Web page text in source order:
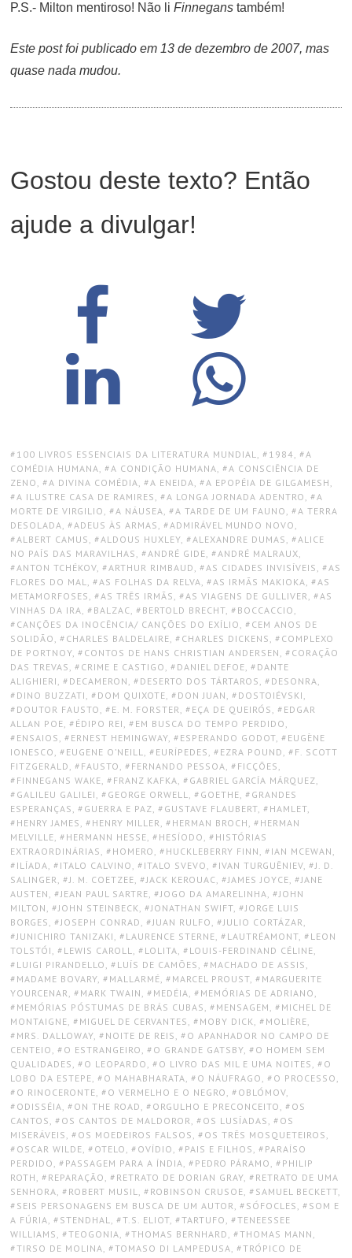
P.S.- Milton mentiroso! Não liFinnegans também!
Este post foi publicado em 13 de dezembro de 2007, mas
quase nada mudou.
Gostou deste texto? Então
ajude a divulgar!
TAGS:
100 LIVROS ESSENCIAIS DA LITERATURA MUNDIAL, 1984, A
COMÉDIA HUMANA, A CONDIÇÃO HUMANA, A CONSCIÊNCIA DE
ZENO , A DIVINA COMÉDIA, A ENEIDA, A EPOPÉIA DE GILGAMESH ,
A ILUSTRE CASA DE RAMIRES , A LONGA JORNADA ADENTRO , A
MORTE DE VIRGILIO , A NÁUSEA, A TARDE DE UM FAUNO , A TERRA
DESOLADA, ADEUS ÀS ARMAS , ADMIRÁVEL MUNDO NOVO ,
ALBERT CAMUS , ALDOUS HUXLEY, ALEXANDRE DUMAS , ALICE
NO PAÍS DAS MARAVILHAS , ANDRÉ GIDE, ANDRÉ MALRAUX,
ANTON TCHÉKOV, ARTHUR RIMBAUD , AS CIDADES INVISÍVEIS , AS
FLORES DO MAL, AS FOLHAS DA RELVA, AS IRMÃS MAKIOKA, AS
METAMORFOSES , AS TRÊS IRMÃS , AS VIAGENS DE GULLIVER, AS
VINHAS DA IRA, BALZAC, BERTOLD BRECHT, BOCCACCIO ,
CANÇÕES DA INOCÊNCIA/ CANÇÕES DO EXÍLIO , CEM ANOS DE
SOLIDÃO , CHARLES BALDELAIRE, CHARLES DICKENS , COMPLEXO
DE PORTNOY, CONTOS DE HANS CHRISTIAN ANDERSEN , CORAÇÃO
DAS TREVAS , CRIME E CASTIGO , DANIEL DEFOE, DANTE
ALIGHIERI , DECAMERON , DESERTO DOS TÁRTAROS , DESONRA,
DINO BUZZATI , DOM QUIXOTE, DON JUAN , DOSTOIÉVSKI ,
DOUTOR FAUSTO , E. M. FORSTER, EÇA DE QUEIRÓS , EDGAR
ALLAN POE, ÉDIPO REI , EM BUSCA DO TEMPO PERDIDO ,
ENSAIOS , ERNEST HEMINGWAY, ESPERANDO GODOT, EUGÈNE
IONESCO , EUGENE O’NEILL, EURÍPEDES , EZRA POUND , F. SCOTT
FITZGERALD , FAUSTO , FERNANDO PESSOA, FICÇÕES ,
FINNEGANS WAKE, FRANZ KAFKA, GABRIEL GARCÍA MÁRQUEZ,
GALILEU GALILEI , GEORGE ORWELL, GOETHE, GRANDES
ESPERANÇAS , GUERRA E PAZ, GUSTAVE FLAUBERT, HAMLET,
HENRY JAMES , HENRY MILLER, HERMAN BROCH , HERMAN
MELVILLE, HERMANN HESSE, HESÍODO , HISTÓRIAS
EXTRAORDINÁRIAS , HOMERO , HUCKLEBERRY FINN , IAN MCEWAN ,
ILÍADA, ITALO CALVINO , ITALO SVEVO , IVAN TURGUÊNIEV, J. D.
SALINGER, J. M. COETZEE, JACK KEROUAC, JAMES JOYCE, JANE
AUSTEN , JEAN PAUL SARTRE, JOGO DA AMARELINHA, JOHN
MILTON , JOHN STEINBECK, JONATHAN SWIFT, JORGE LUIS
BORGES , JOSEPH CONRAD , JUAN RULFO , JULIO CORTÁZAR,
JUNICHIRO TANIZAKI , LAURENCE STERNE, LAUTRÉAMONT, LEON
TOLSTÓI , LEWIS CAROLL, LOLITA, LOUIS-FERDINAND CÉLINE,
LUIGI PIRANDELLO , LUÍS DE CAMÕES , MACHADO DE ASSIS ,
MADAME BOVARY, MALLARMÉ, MARCEL PROUST, MARGUERITE
YOURCENAR, MARK TWAIN , MEDÉIA, MEMÓRIAS DE ADRIANO ,
MEMÓRIAS PÓSTUMAS DE BRÁS CUBAS , MENSAGEM , MICHEL DE
MONTAIGNE, MIGUEL DE CERVANTES , MOBY DICK, MOLIÈRE,
MRS. DALLOWAY, NOITE DE REIS , O APANHADOR NO CAMPO DE
CENTEIO , O ESTRANGEIRO , O GRANDE GATSBY, O HOMEM SEM
QUALIDADES , O LEOPARDO , O LIVRO DAS MIL E UMA NOITES , O
LOBO DA ESTEPE, O MAHABHARATA, O NÁUFRAGO , O PROCESSO ,
O RINOCERONTE, O VERMELHO E O NEGRO , OBLÓMOV,
ODISSÉIA, ON THE ROAD , ORGULHO E PRECONCEITO , OS
CANTOS , OS CANTOS DE MALDOROR, OS LUSÍADAS , OS
MISERÁVEIS , OS MOEDEIROS FALSOS , OS TRÊS MOSQUETEIROS ,
OSCAR WILDE, OTELO , OVÍDIO , PAIS E FILHOS , PARAÍSO
PERDIDO , PASSAGEM PARA A ÍNDIA, PEDRO PÁRAMO , PHILIP
ROTH , REPARAÇÃO , RETRATO DE DORIAN GRAY, RETRATO DE UMA
SENHORA, ROBERT MUSIL, ROBINSON CRUSOE, SAMUEL BECKETT,
SEIS PERSONAGENS EM BUSCA DE UM AUTOR, SÓFOCLES , SOM E
A FÚRIA, STENDHAL, T.S. ELIOT, TARTUFO , TENEESSEE
WILLIAMS , TEOGONIA, THOMAS BERNHARD , THOMAS MANN ,
TIRSO DE MOLINA, TOMASO DI LAMPEDUSA, TRÓPICO DE